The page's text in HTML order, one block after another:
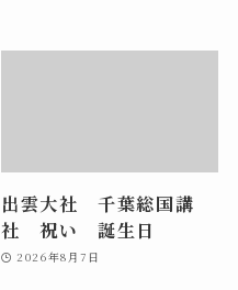
出雲大社 千葉総国講
社 祝い 誕生日
2026年8月7日